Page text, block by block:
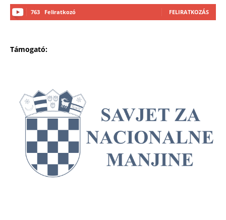
763 Feliratkozó FELIRATKOZÁS
Támogató: